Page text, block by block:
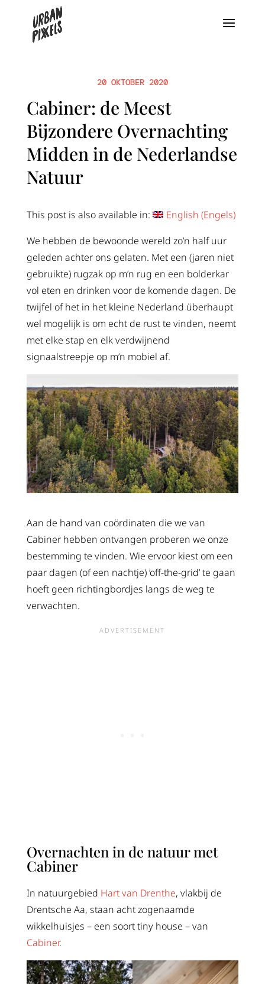
20 OKTOBER 2020
Cabiner: de Meest
Bijzondere Overnachting
Midden in de Nederlandse
Natuur
This post is also available in: English (Engels)
We hebben de bewoonde wereld zo’n half uur
geleden achter ons gelaten. Met een (jaren niet
gebruikte) rugzak op m’n rug en een bolderkar
vol eten en drinken voor de komende dagen. De
twijfel of het in het kleine Nederland überhaupt
wel mogelijk is om echt de rust te vinden, neemt
met elke stap en elk verdwijnend
signaalstreepje op m’n mobiel af.
Aan de hand van coördinaten die we van
Cabiner hebben ontvangen proberen we onze
bestemming te vinden. Wie ervoor kiest om een
paar dagen (of een nachtje) ‘off-the-grid’ te gaan
hoeft geen richtingbordjes langs de weg te
verwachten.
Overnachten in de natuur met
Cabiner
In natuurgebied Hart van Drenthe, vlakbij de
Drentsche Aa, staan acht zogenaamde
wikkelhuisjes – een soort tiny house – van
Cabiner.